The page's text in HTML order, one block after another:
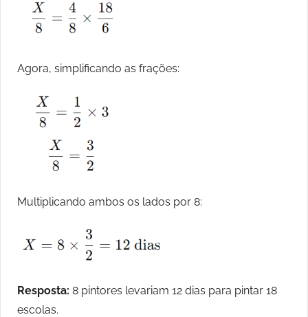
Agora, simplificando as frações:
Multiplicando ambos os lados por 8:
Resposta: 8 pintores levariam 12 dias para pintar 18
escolas.